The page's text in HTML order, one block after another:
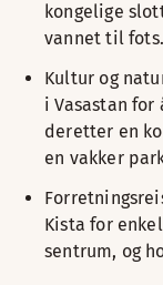
kongelige
vannet til fots.
Kultur og
i Vasastan
deretter en
en vakker
Kista for
sentrum, og